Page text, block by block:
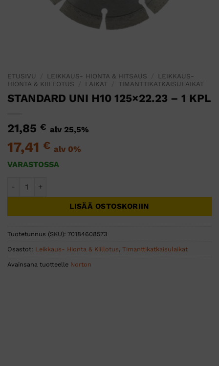
ETUSIVU LEIKKAUS- HIONTA & HITSAUS
LEIKKAUS-
HIONTA & KIILLOTUS
LAIKAT TIMANTTIKATKAISULAIKAT
STANDARD UNI H10 125×22.23 – 1 KPL
21,85 € alv 25,5%
17,41 € alv 0%
VARASTOSSA
LISÄÄ OSTOSKORIIN
Tuotetunnus (SKU): 70184608573
Osastot: Leikkaus- Hionta & Kiillotus, Timanttikatkaisulaikat
Avainsana tuotteelle Norton